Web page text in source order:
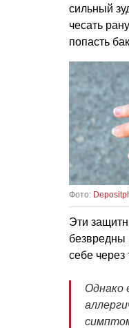
сильный
чесать
попасть
Фото:
Эти
безвредны
себе через
Однако